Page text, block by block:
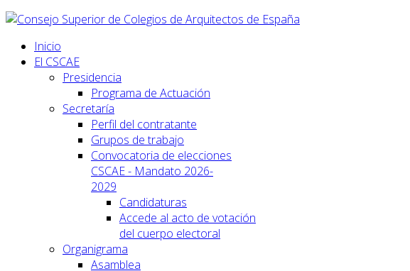
Inicio
El CSCAE
Presidencia
Programa de Actuación
Secretaría
Perfil del contratante
Grupos de trabajo
Convocatoria de elecciones
CSCAE - Mandato 2026-
2029
Candidaturas
Accede al acto de votación
del cuerpo electoral
Organigrama
Asamblea